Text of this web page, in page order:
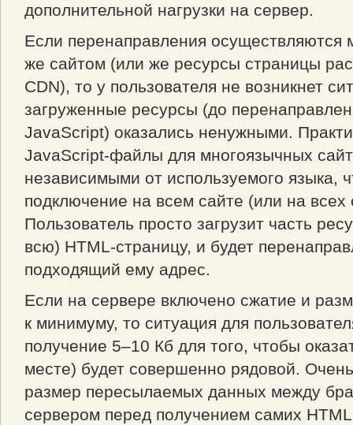
дополнительной нагрузки на сервер.
Если перенаправления осуществляются
же сайтом (или же ресурсы страницы
CDN), то у пользователя не возникнет
загруженные ресурсы (до
JavaScript) оказались ненужными.
JavaScript-файлы для многоязычных
независимыми от используемого языка,
подключение на всем сайте (или на всех
Пользователь просто загрузит часть
всю) HTML-страницу, и будет
подходящий ему адрес.
Если на сервере включено сжатие и
к минимуму, то ситуация для
получение 5–10 Кб для того, чтобы
месте) будет совершенно рядовой.
размер пересылаемых данных между
сервером перед получением самих